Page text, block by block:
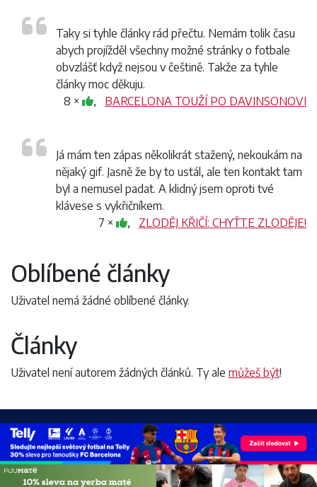
Taky si tyhle články rád přečtu. Nemám tolik času
abych projížděl všechny možné stránky o fotbale
obvzlášť když nejsou v češtině. Takže za tyhle
články moc děkuju.
8 ×
, BARCELONA TOUŽÍ PO DAVINSONOVI
Já mám ten zápas několikrát stažený, nekoukám na
nějaký gif. Jasně že by to ustál, ale ten kontakt tam
byl a nemusel padat. A klidný jsem oproti tvé
klávese s vykřičníkem.
7 ×
, ZLODĚJ KŘIČÍ: CHYŤTE ZLODĚJE!
Oblíbené články
Uživatel nemá žádné oblíbené články.
Články
Uživatel není autorem žádných článků. Ty ale můžeš být!